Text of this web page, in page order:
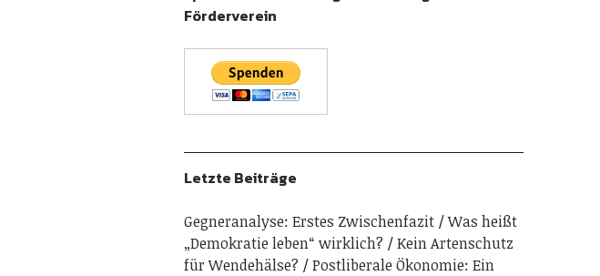
Förderverein
Letzte Beiträge
Gegneranalyse: Erstes Zwischenfazit
Was heißt
„Demokratie leben“ wirklich?
Kein Artenschutz
für Wendehälse?
Postliberale Ökonomie: Ein